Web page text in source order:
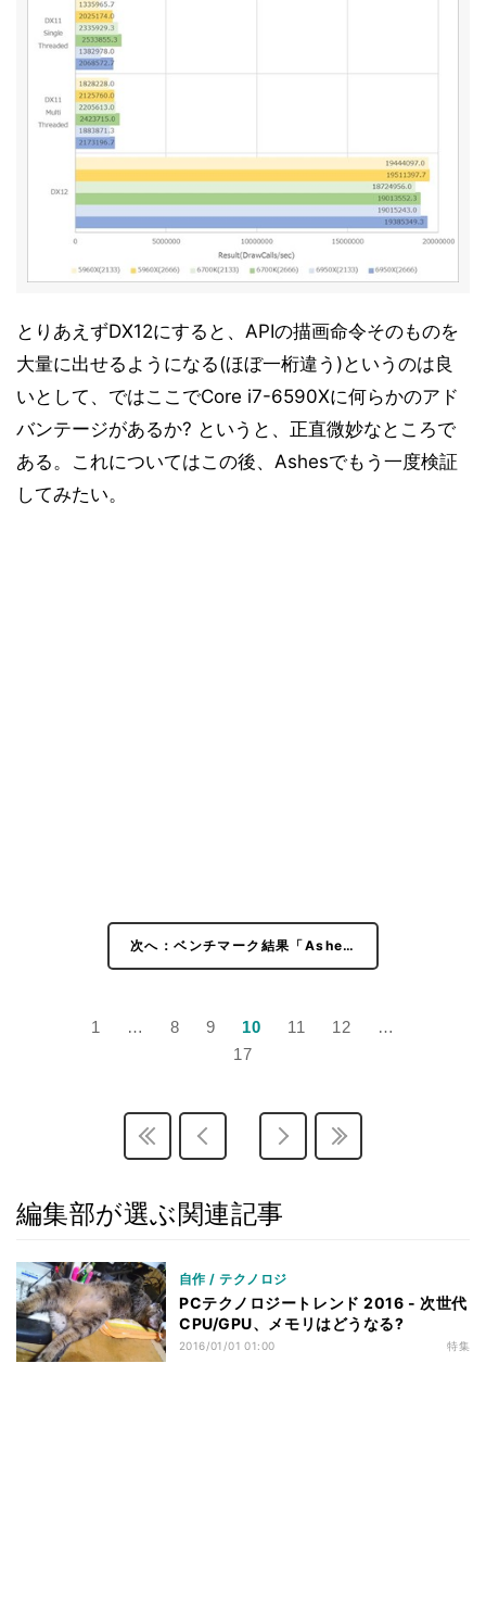
とりあえずDX12にすると、APIの描画命令そのものを
大量に出せるようになる(ほぼ一桁違う)というのは良
いとして、ではここでCore i7-6590Xに何らかのアド
バンテージがあるか? というと、正直微妙なところで
ある。これについてはこの後、Ashesでもう一度検証
してみたい。
次へ：ベンチマーク結果「Ashe…
1 … 8 9 10 11 12
…
17
編集部が選ぶ関連記事
自作 / テクノロジ
PCテクノロジートレンド 2016 - 次世代
CPU/GPU、メモリはどうなる?
2016/01/01 01:00 特集